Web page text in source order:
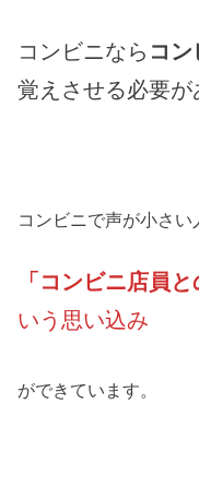
コンビニなら コ
覚えさせる必要が
コンビニで声が小さい
「コンビニ店員
いう思い込み
ができています。